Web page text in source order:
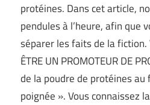
protéines. Dans cet article,
pendules à l’heure, afin que
séparer les faits de la fiction.
ÊTRE UN PROMOTEUR DE
de la poudre de protéines au
poignée ». Vous connaissez